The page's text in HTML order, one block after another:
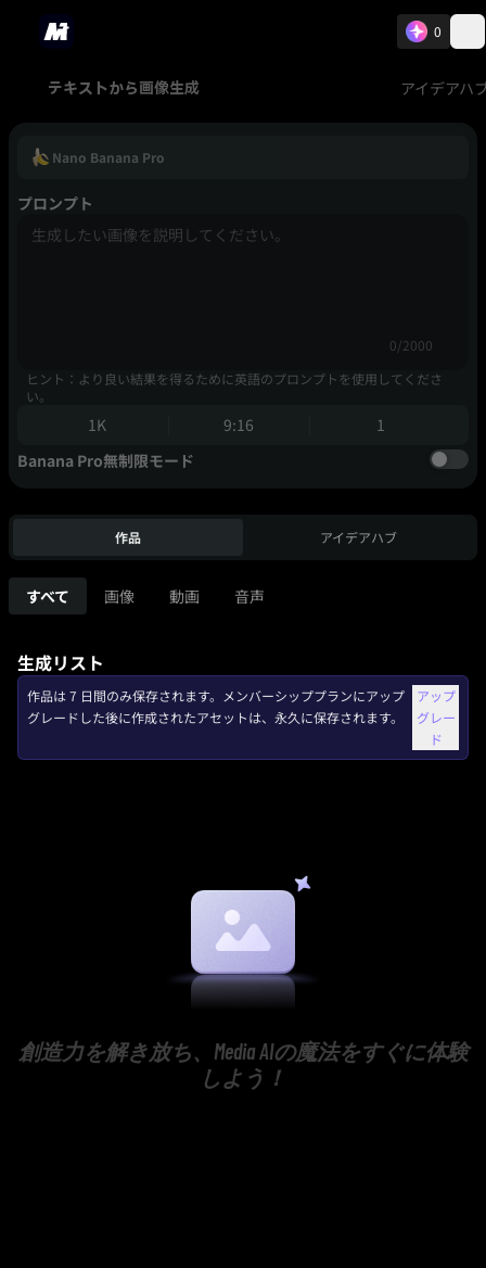
0
テキストから画像生成 アイデアハ
Nano Banana Pro
プロンプト
0/2000
ヒント：より良い結果を得るために英語のプロンプトを使用してくださ
い。
1K 9:16
1
Banana Pro無制限モード
作品 アイデアハブ
すべて 画像 動画 音声
生成リスト
作品は 7 日間のみ保存されます。メンバーシッププランにアップ
グレードした後に作成されたアセットは、永久に保存されます。
アップ
グレー
ド
創造力を解き放ち、Media AIの魔法をすぐに体験
しよう！